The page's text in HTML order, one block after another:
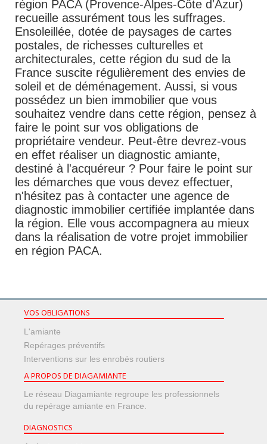
région PACA (Provence-Alpes-Côte d'Azur)
recueille assurément tous les suffrages.
Ensoleillée, dotée de paysages de cartes
postales, de richesses culturelles et
architecturales, cette région du sud de la
France suscite régulièrement des envies de
soleil et de déménagement. Aussi, si vous
possédez un bien immobilier que vous
souhaitez vendre dans cette région, pensez à
faire le point sur vos obligations de
propriétaire vendeur. Peut-être devrez-vous
en effet réaliser un diagnostic amiante,
destiné à l'acquéreur ? Pour faire le point sur
les démarches que vous devez effectuer,
n'hésitez pas à contacter une agence de
diagnostic immobilier certifiée implantée dans
la région. Elle vous accompagnera au mieux
dans la réalisation de votre projet immobilier
en région PACA.
VOS OBLIGATIONS
L'amiante
Repérages préventifs
Interventions sur les enrobés routiers
A PROPOS DE DIAGAMIANTE
Le réseau Diagamiante regroupe les professionnels
du repérage amiante en France.
DIAGNOSTICS